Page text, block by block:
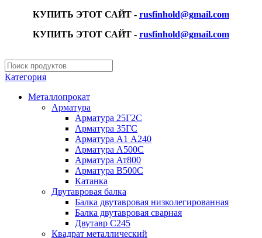
КУПИТЬ ЭТОТ САЙТ - rusfinhold@gmail.com
КУПИТЬ ЭТОТ САЙТ - rusfinhold@gmail.com
Категория
Металлопрокат
Арматура
Арматура 25Г2С
Арматура 35ГС
Арматура А1 А240
Арматура А500С
Арматура Ат800
Арматура В500С
Катанка
Двутавровая балка
Балка двутавровая низколегированная
Балка двутавровая сварная
Двутавр С245
Квадрат металлический